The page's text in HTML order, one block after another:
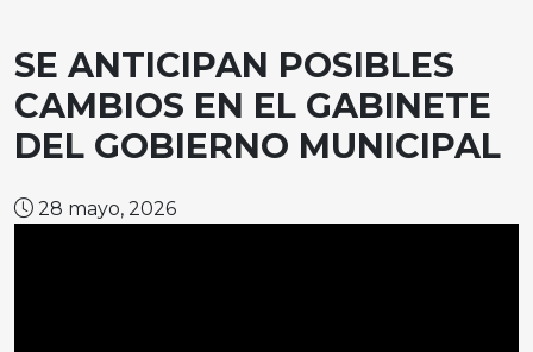
SE ANTICIPAN POSIBLES
CAMBIOS EN EL GABINETE
DEL GOBIERNO MUNICIPAL
28 mayo, 2026